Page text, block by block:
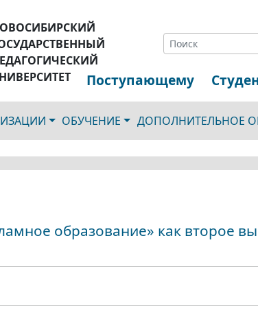
Поступающему
ОБУЧЕНИЕ ДОПОЛНИТЕЛЬНОЕ
образование» как второе